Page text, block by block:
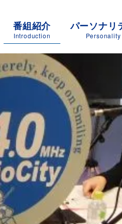
番組紹介
Introduction
パーソナリ
Personality